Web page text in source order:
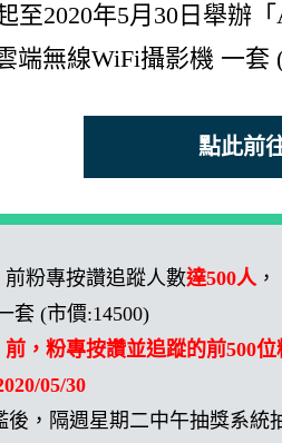
至2020年5月30日舉辦
端無線WiFi攝影機 一
點此前
前粉專按讚追蹤人數達500人，
套 (市價:14500)
前，粉專按讚並追蹤的前500位
05/30
後，隔週星期二中午抽獎系統